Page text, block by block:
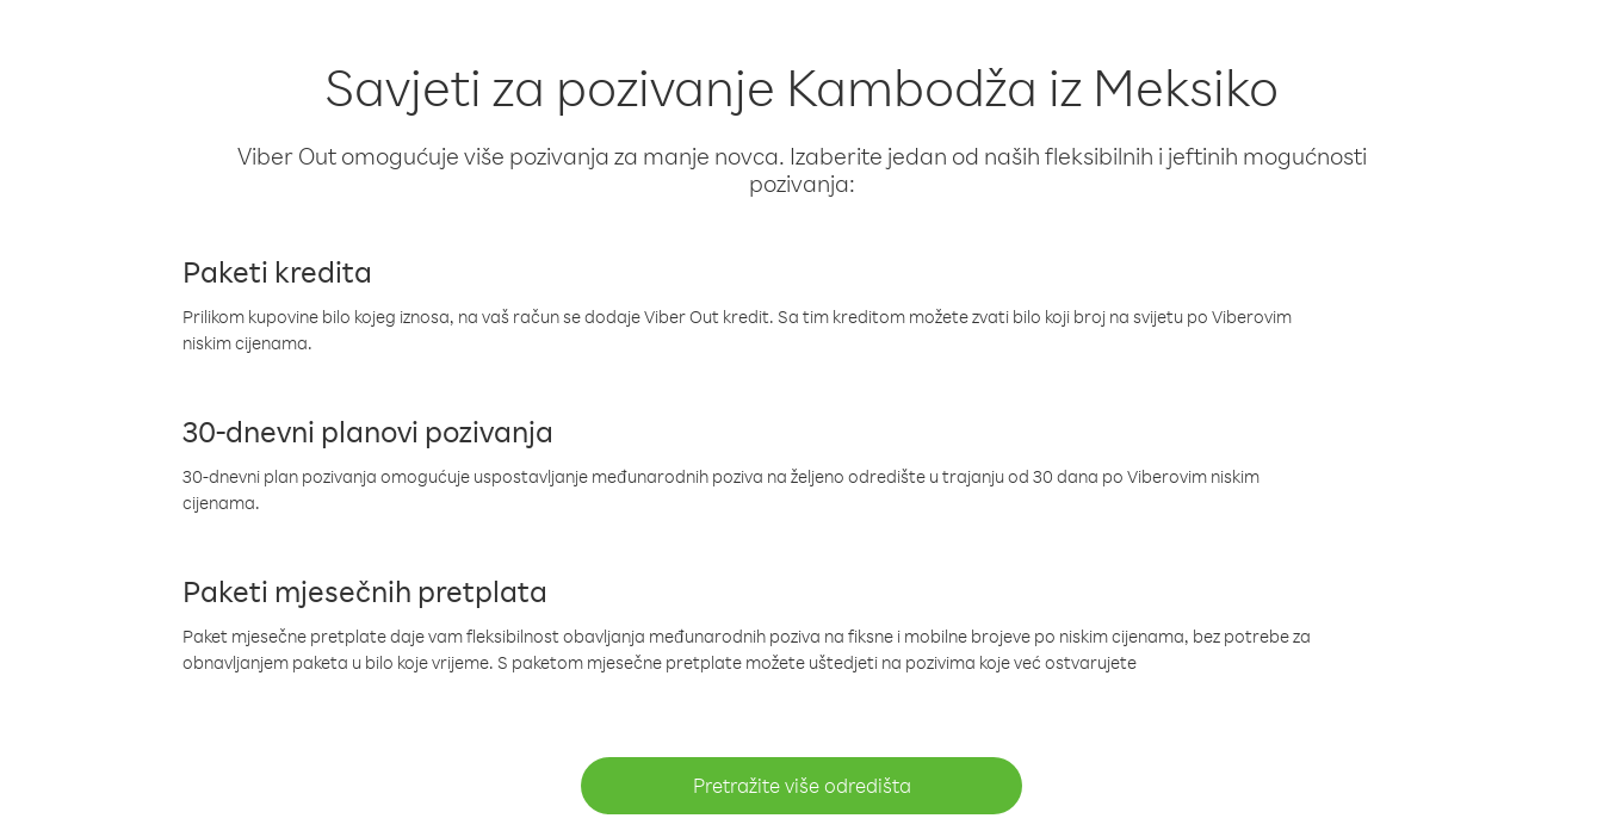
Savjeti za pozivanje Kambodža iz Meksiko
Viber Out omogućuje više pozivanja za manje novca. Izaberite jedan od naših fleksibilnih i jeftinih mogućnosti
pozivanja:
Paketi kredita
Prilikom kupovine bilo kojeg iznosa, na vaš račun se dodaje Viber Out kredit. Sa tim kreditom možete zvati bilo koji broj na svijetu po Viberovim
niskim cijenama.
30-dnevni planovi pozivanja
30-dnevni plan pozivanja omogućuje uspostavljanje međunarodnih poziva na željeno odredište u trajanju od 30 dana po Viberovim niskim
cijenama.
Paketi mjesečnih pretplata
Paket mjesečne pretplate daje vam fleksibilnost obavljanja međunarodnih poziva na fiksne i mobilne brojeve po niskim cijenama, bez potrebe za
obnavljanjem paketa u bilo koje vrijeme. S paketom mjesečne pretplate možete uštedjeti na pozivima koje već ostvarujete
Pretražite više odredišta